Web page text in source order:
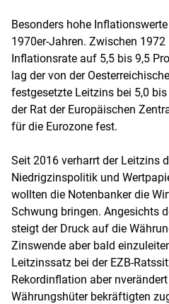
Besonders hohe
1970er-Jahren. Zwischen
Inflationsrate auf 5,5 bis 9,5
lag der von der
festgesetzte Leitzins bei 5,0
der Rat der Europäischen
für die Eurozone fest.
Seit 2016 verharrt der Leitzins
Niedrigzinspolitik und
wollten die Notenbanker die
Schwung bringen. Angesichts
steigt der Druck auf die
Zinswende aber bald
Leitzinssatz bei der EZB-
Rekordinflation aber
Währungshüter bekräftigten